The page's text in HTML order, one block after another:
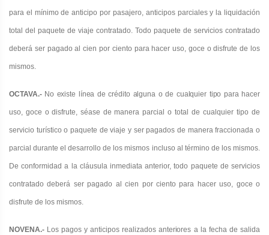
para el mínimo de anticipo por pasajero, anticipos parciales y la liquidación
total del paquete de viaje contratado. Todo paquete de servicios contratado
deberá ser pagado al cien por ciento para hacer uso, goce o disfrute de los
mismos.
OCTAVA.- No existe línea de crédito alguna o de cualquier tipo para hacer
uso, goce o disfrute, séase de manera parcial o total de cualquier tipo de
servicio turístico o paquete de viaje y ser pagados de manera fraccionada o
parcial durante el desarrollo de los mismos incluso al término de los mismos.
De conformidad a la cláusula inmediata anterior, todo paquete de servicios
contratado deberá ser pagado al cien por ciento para hacer uso, goce o
disfrute de los mismos.
NOVENA.- Los pagos y anticipos realizados anteriores a la fecha de salida